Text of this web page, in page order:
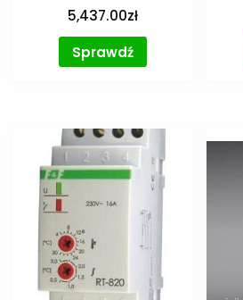
5,437.00zł
Sprawdź